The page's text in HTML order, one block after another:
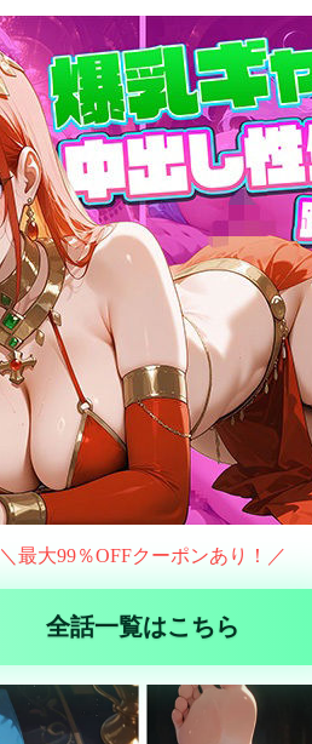
＼最大99％OFFクーポンあり！／
全話一覧はこちら